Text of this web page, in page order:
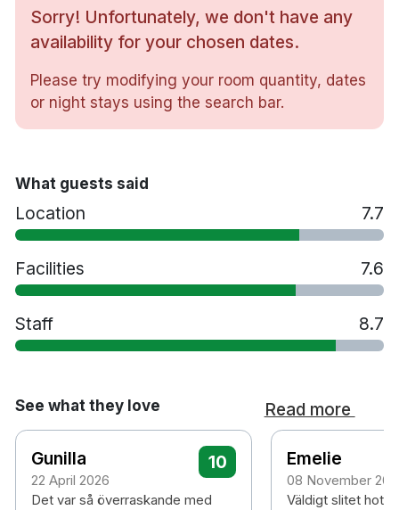
Spa
Pool
Bubbelbad
Rullstolsanpassad
Anpassad för husdjur - kontakta hotellet först,
avgift kan tillkomma
Sorry! Unfortunately, we don't have any
availability for your chosen dates.
Please try modifying your room quantity, dates
or night stays using the search bar.
What guests said
Location 7.7
Facilities 7.6
Staff 8.7
See what they love Read more
Gunilla
22 April 2026
10
Det var så överraskande med
Emelie
08 November
Väldigt slitet